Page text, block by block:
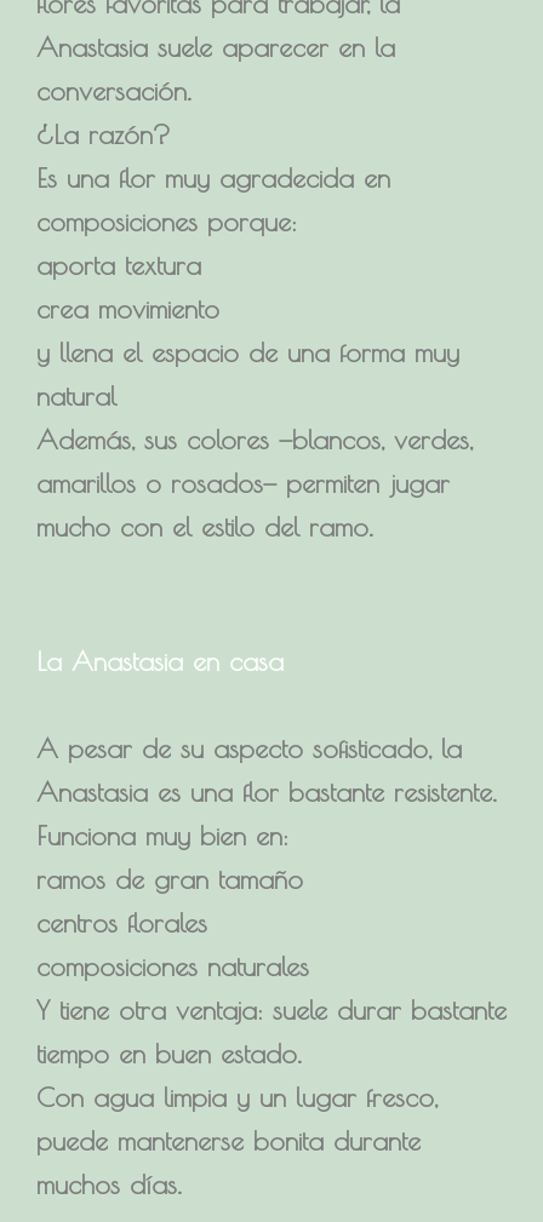
Anastasia suele aparecer en la
conversación.
¿La razón?
Es una flor muy agradecida en
composiciones porque:
aporta textura
crea movimiento
y llena el espacio de una forma muy
natural
Además, sus colores —blancos, verdes,
amarillos o rosados— permiten jugar
mucho con el estilo del ramo.
La Anastasia en casa
A pesar de su aspecto sofisticado, la
Anastasia es una flor bastante resistente.
Funciona muy bien en:
ramos de gran tamaño
centros florales
composiciones naturales
Y tiene otra ventaja: suele durar bastante
tiempo en buen estado.
Con agua limpia y un lugar fresco,
puede mantenerse bonita durante
muchos días.